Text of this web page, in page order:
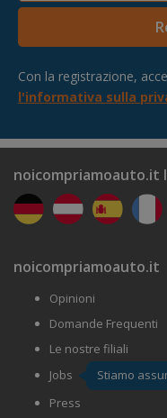
Con la registrazione,
l'informativa sulla
noicompriamoauto.it
noicompriamoauto.it
Opinioni
Domande Frequenti
Le nostre filiali
Jobs
Stiamo
Press